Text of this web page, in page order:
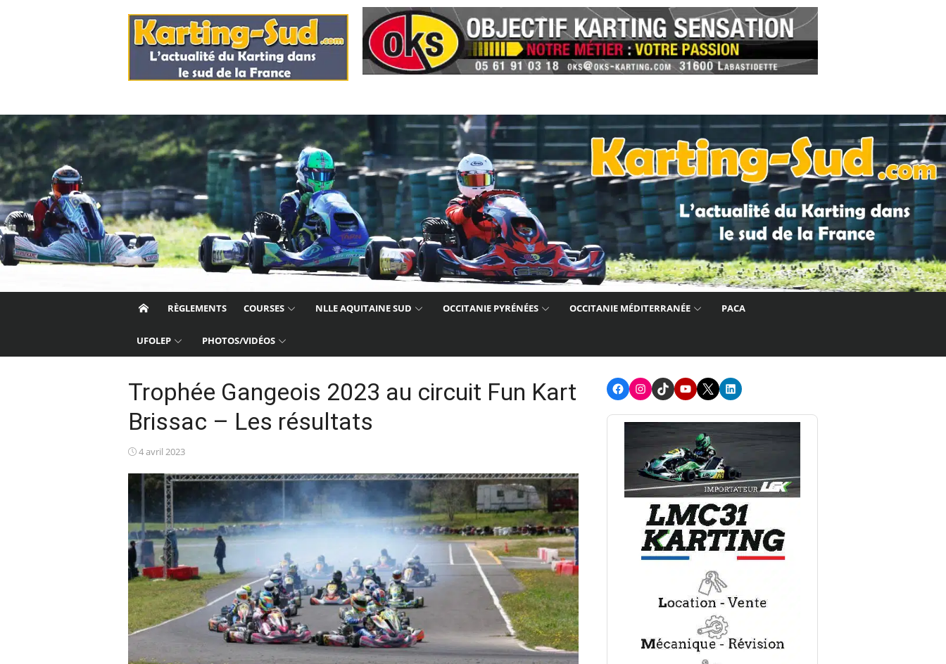
RÈGLEMENTS COURSES NLLE AQUITAINE SUD OCCITANIE PYRÉNÉES OCCITANIE MÉDITERRANÉE PACA
UFOLEP PHOTOS/VIDÉOS
Trophée Gangeois 2023 au circuit Fun Kart
Brissac – Les résultats
Posted
4 avril 2023
FacebookInstagram
TikTokYoutube
X LinkedIn